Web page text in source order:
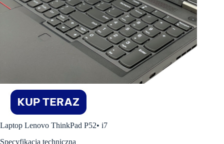
Laptop Lenovo ThinkPad P52• i7
Specyfikacja techniczna